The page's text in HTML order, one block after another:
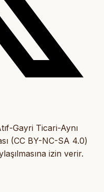
Gayri Ticari-Aynı
(CC BY-NC-SA 4.0)
izin verir.